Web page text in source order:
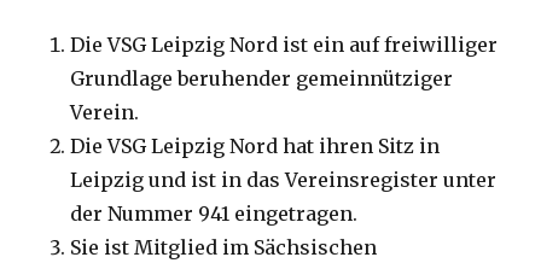
Die VSG Leipzig Nord ist ein auf freiwilliger
Grundlage beruhender gemeinnütziger
Verein.
Die VSG Leipzig Nord hat ihren Sitz in
Leipzig und ist in das Vereinsregister unter
der Nummer 941 eingetragen.
Sie ist Mitglied im Sächsischen